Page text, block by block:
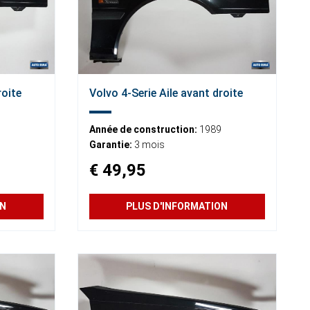
Volvo 4-Serie Aile avant droite
Année de construction: 1989
Garantie: 3 mois
€ 49,95
PLUS D'INFORMATION